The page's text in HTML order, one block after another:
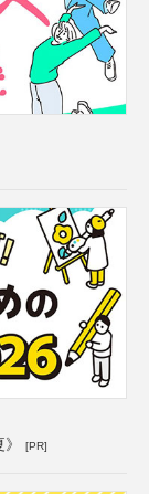
[PR]